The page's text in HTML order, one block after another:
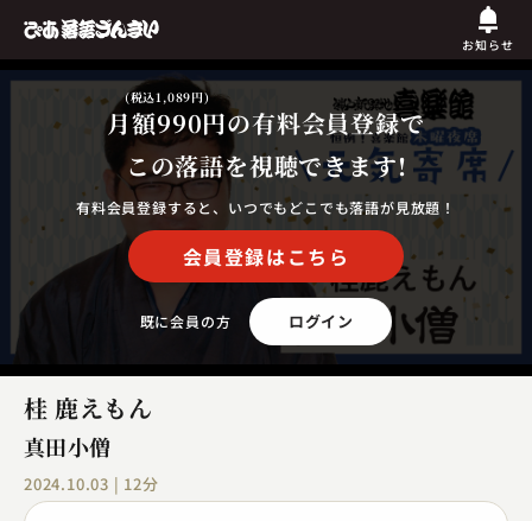
お知らせ
月額990円
(税込1,089円)
の有料会員登録で
この落語を視聴できます!
有料会員登録すると、いつでもどこでも落語が見放題！
会員登録はこちら
既に会員の方 ログイン
桂 鹿えもん
真田小僧
2024.10.03 | 12分